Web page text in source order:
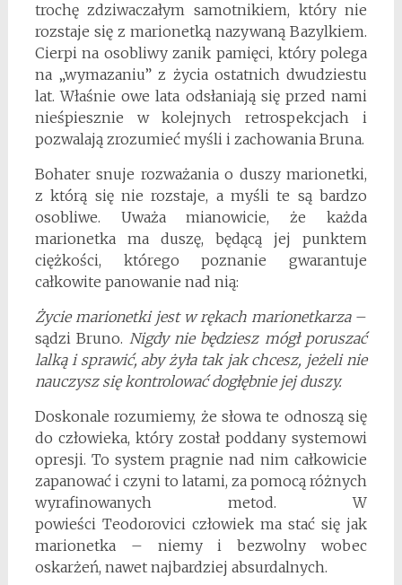
trochę zdziwaczałym samotnikiem, który nie
rozstaje się z marionetką nazywaną Bazylkiem.
Cierpi na osobliwy zanik pamięci, który polega
na „wymazaniu” z życia ostatnich dwudziestu
lat. Właśnie owe lata odsłaniają się przed nami
nieśpiesznie w kolejnych retrospekcjach i
pozwalają zrozumieć myśli i zachowania Bruna.
Bohater snuje rozważania o duszy marionetki,
z którą się nie rozstaje, a myśli te są bardzo
osobliwe. Uważa mianowicie, że każda
marionetka ma duszę, będącą jej punktem
ciężkości, którego poznanie gwarantuje
całkowite panowanie nad nią:
Życie marionetki jest w rękach marionetkarza–
sądzi Bruno. Nigdy nie będziesz mógł poruszać
lalką i sprawić, aby żyła tak jak chcesz, jeżeli nie
nauczysz się kontrolować dogłębnie jej duszy.
Doskonale rozumiemy, że słowa te odnoszą się
do człowieka, który został poddany systemowi
opresji. To system pragnie nad nim całkowicie
zapanować i czyni to latami, za pomocą różnych
wyrafinowanych metod. W
powieści Teodorovici człowiek ma stać się jak
marionetka – niemy i bezwolny wobec
oskarżeń, nawet najbardziej absurdalnych.